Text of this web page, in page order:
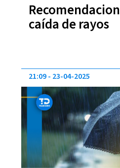
caída de rayos
21:09 23-04-2025